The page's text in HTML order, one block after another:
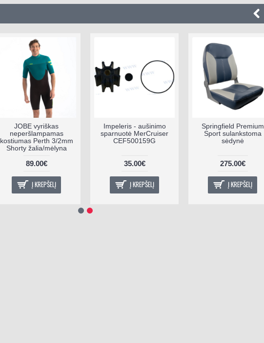
JOBE vyriškas
neperšlampamas
kostiumas Perth 3/2mm
Shorty žalia/mėlyna
89.00€
Į KREPŠELĮ
Impeleris - aušinimo
sparnuotė MerCruiser
CEF500159G
35.00€
Į KREPŠELĮ
Springfield Premium
Sport sulankstoma
sėdynė
275.00€
Į KREPŠELĮ